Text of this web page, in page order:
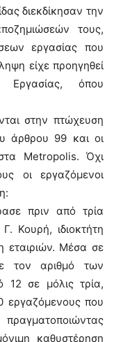
διεκδίκησαν την
τους,
εργασίας που
είχε προηγηθεί
Εργασίας, όπου
στην πτώχευση
άρθρου 99 και οι
Metropolis. Όχι
οι εργαζόμενοι
πριν από τρία
Κουρή, ιδιοκτήτη
εταιριών. Μέσα σε
τον αριθμό των
12 σε μόλις τρία,
εργαζόμενους που
καθυστέρηση